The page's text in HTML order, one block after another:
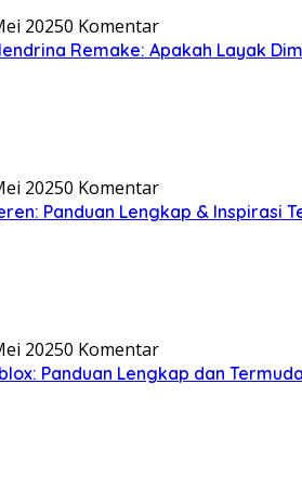
20250 Komentar
Remake: Apakah Layak
20250 Komentar
Panduan Lengkap & Inspirasi
20250 Komentar
Panduan Lengkap dan